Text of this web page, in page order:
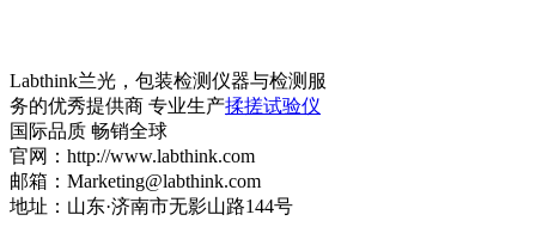
Labthink兰光，包装检测仪器与检测服
务的优秀提供商 专业生产揉搓试验仪
国际品质 畅销全球
官网：http://www.labthink.com
邮箱：Marketing@labthink.com
地址：山东·济南市无影山路144号